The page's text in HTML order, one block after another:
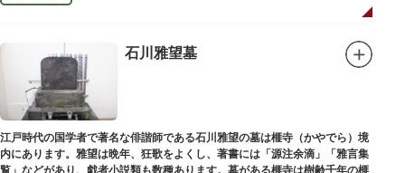
石川雅望墓
江戸時代の国学者で著名な俳諧師である石川雅望の墓は榧寺（かやでら）境
内にあります。雅望は晩年、狂歌をよくし、著書には「源注余滴」「雅言集